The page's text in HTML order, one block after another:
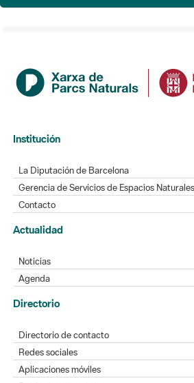
Institución
La Diputación de Barcelona
Gerencia de Servicios de Espacios Naturales
Contacto
Actualidad
Noticias
Agenda
Directorio
Directorio de contacto
Redes sociales
Aplicaciones móviles